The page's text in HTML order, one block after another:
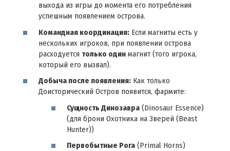
выхода из игры до момента его потребления
успешным появлением острова.
Командная координация: Если магниты есть у
нескольких игроков, при появлении острова
расходуется только один магнит (того игрока,
который его вызвал).
Добыча после появления: Как только
Доисторический Остров появится, фармите:
Сущность Динозавра (Dinosaur Essence)
(для брони Охотника на Зверей (Beast
Hunter))
Первобытные Рога (Primal Horns)